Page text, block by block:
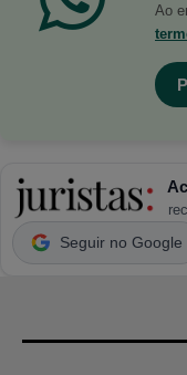
Ao
Seguir no Google